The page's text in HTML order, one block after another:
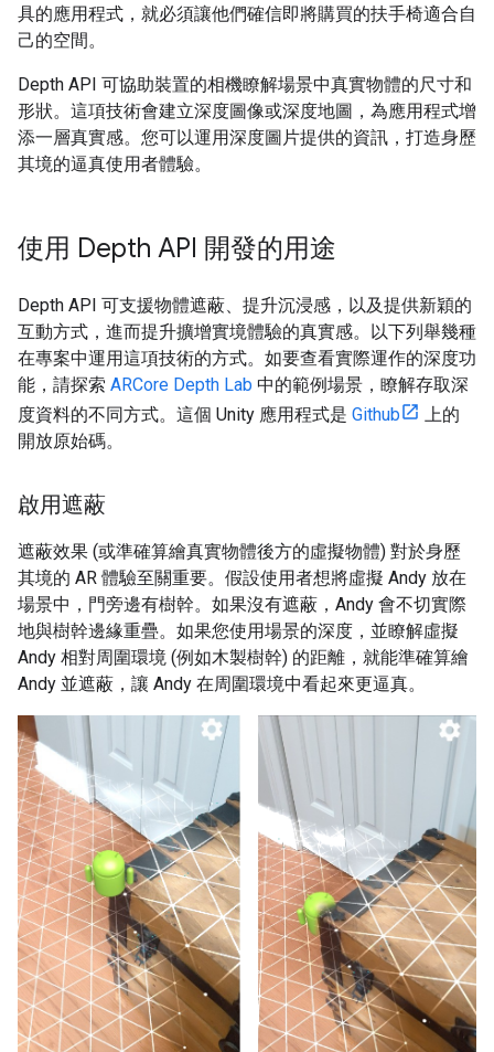
具的應用程式，就必須讓他們確信即將購買的扶手椅適合自
己的空間。
Depth API 可協助裝置的相機瞭解場景中真實物體的尺寸和
形狀。這項技術會建立深度圖像或深度地圖，為應用程式增
添一層真實感。您可以運用深度圖片提供的資訊，打造身歷
其境的逼真使用者體驗。
使用 Depth API 開發的用途
Depth API 可支援物體遮蔽、提升沉浸感，以及提供新穎的
互動方式，進而提升擴增實境體驗的真實感。以下列舉幾種
在專案中運用這項技術的方式。如要查看實際運作的深度功
能，請探索 ARCore Depth Lab 中的範例場景，瞭解存取深
度資料的不同方式。這個 Unity 應用程式是 Github
上的
開放原始碼。
啟用遮蔽
遮蔽效果 (或準確算繪真實物體後方的虛擬物體) 對於身歷
其境的 AR 體驗至關重要。假設使用者想將虛擬 Andy 放在
場景中，門旁邊有樹幹。如果沒有遮蔽，Andy 會不切實際
地與樹幹邊緣重疊。如果您使用場景的深度，並瞭解虛擬
Andy 相對周圍環境 (例如木製樹幹) 的距離，就能準確算繪
Andy 並遮蔽，讓 Andy 在周圍環境中看起來更逼真。